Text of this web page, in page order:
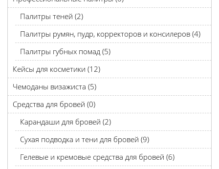
Палитры теней (2)
Палитры румян, пудр, корректоров и консилеров (4)
Палитры губных помад (5)
Кейсы для косметики (12)
Чемоданы визажиста (5)
Средства для бровей (0)
Карандаши для бровей (2)
Сухая подводка и тени для бровей (9)
Гелевые и кремовые средства для бровей (6)